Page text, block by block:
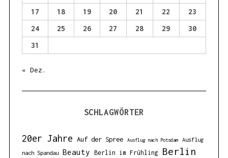
17
18 19 20 21 22
23
24
25 26 27 28 29
30
31
« Dez.
SCHLAGWÖRTER
20er Jahre Auf der Spree Ausflug nach Potsdam
Ausflug
nach Spandau
Beauty Berlin im Frühling
Berlin